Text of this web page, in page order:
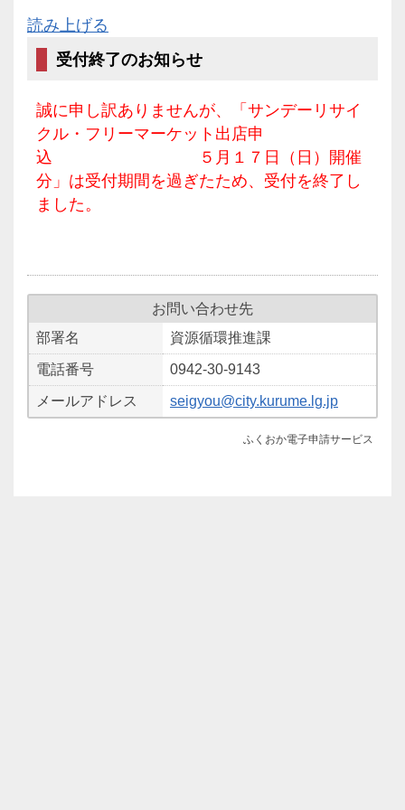
読み上げる
受付終了のお知らせ
誠に申し訳ありませんが、「サンデーリサイ
クル・フリーマーケット出店申
込 ５月１７日（日）開催
分」は受付期間を過ぎたため、受付を終了し
ました。
お問い合わせ先
部署名
資源循環推進課
電話番号 0942-30-9143
メールアドレス seigyou@city.kurume.lg.jp
ふくおか電子申請サービス